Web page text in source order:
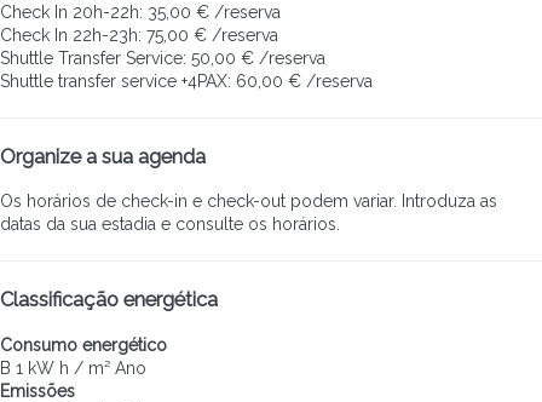
Check In 20h-22h: 35,00 € /reserva
Check In 22h-23h: 75,00 € /reserva
Shuttle Transfer Service: 50,00 € /reserva
Shuttle transfer service +4PAX: 60,00 € /reserva
Organize a sua agenda
Os horários de check-in e check-out podem variar. Introduza as
datas da sua estadia e consulte os horários.
Classificação energética
Consumo energético
B 1 kW h / m² Ano
Emissões